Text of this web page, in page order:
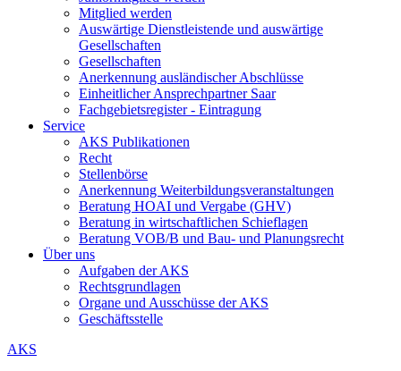
Mitglied werden
Auswärtige Dienstleistende und auswärtige
Gesellschaften
Gesellschaften
Anerkennung ausländischer Abschlüsse
Einheitlicher Ansprechpartner Saar
Fachgebietsregister - Eintragung
Service
AKS Publikationen
Recht
Stellenbörse
Anerkennung Weiterbildungsveranstaltungen
Beratung HOAI und Vergabe (GHV)
Beratung in wirtschaftlichen Schieflagen
Beratung VOB/B und Bau- und Planungsrecht
Über uns
Aufgaben der AKS
Rechtsgrundlagen
Organe und Ausschüsse der AKS
Geschäftsstelle
AKS